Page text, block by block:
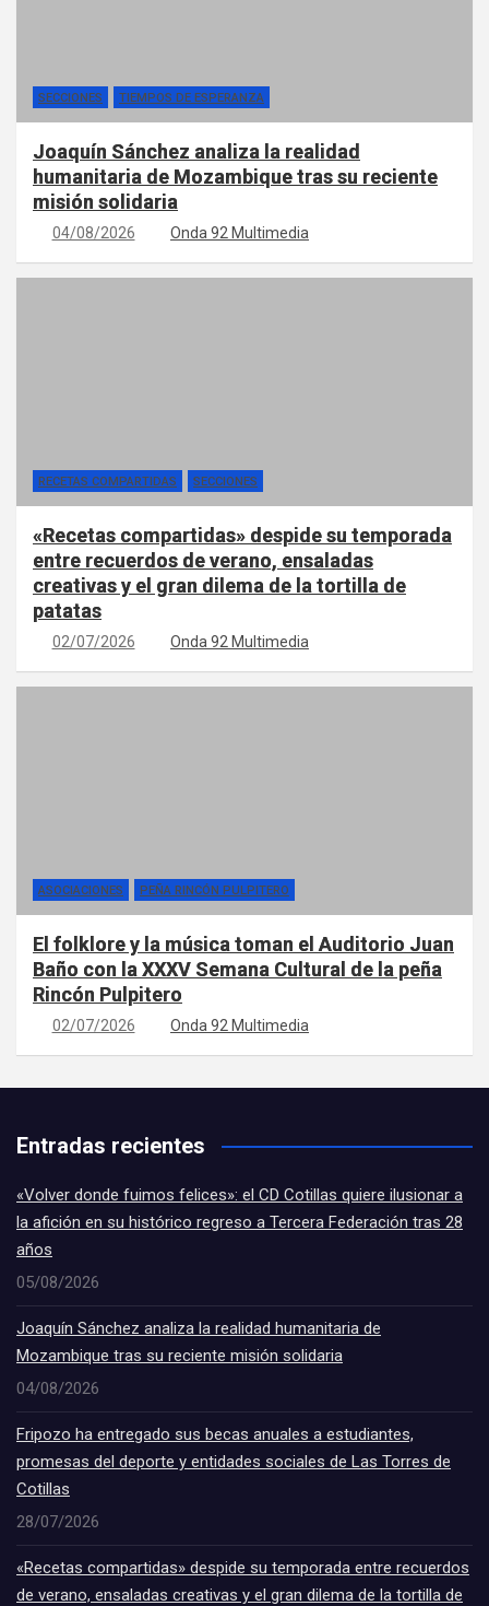
SECCIONES TIEMPOS DE ESPERANZA
Joaquín Sánchez analiza la realidad
humanitaria de Mozambique tras su reciente
misión solidaria
04/08/2026 Onda 92 Multimedia
RECETAS COMPARTIDAS SECCIONES
«Recetas compartidas» despide su temporada
entre recuerdos de verano, ensaladas
creativas y el gran dilema de la tortilla de
patatas
02/07/2026 Onda 92 Multimedia
ASOCIACIONES PEÑA RINCÓN PULPITERO
El folklore y la música toman el Auditorio Juan
Baño con la XXXV Semana Cultural de la peña
Rincón Pulpitero
02/07/2026 Onda 92 Multimedia
Entradas recientes
«Volver donde fuimos felices»: el CD Cotillas quiere ilusionar a
la afición en su histórico regreso a Tercera Federación tras 28
años
05/08/2026
Joaquín Sánchez analiza la realidad humanitaria de
Mozambique tras su reciente misión solidaria
04/08/2026
Fripozo ha entregado sus becas anuales a estudiantes,
promesas del deporte y entidades sociales de Las Torres de
Cotillas
28/07/2026
«Recetas compartidas» despide su temporada entre recuerdos
de verano, ensaladas creativas y el gran dilema de la tortilla de